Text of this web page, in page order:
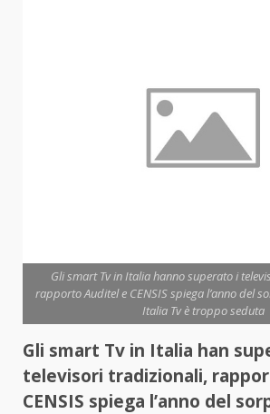
Gli smart Tv in Italia hanno superato i
rapporto Auditel e CENSIS spiega l’anno del
Italia Tv è troppo seduta
Gli smart Tv in Italia han
televisori tradizionali,
CENSIS spiega l’anno del